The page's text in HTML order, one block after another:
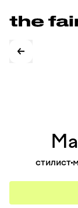
стилист